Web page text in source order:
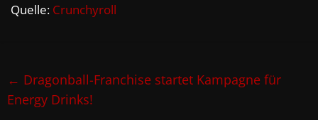
Quelle: Crunchyroll
← Dragonball-Franchise startet Kampagne für
Energy Drinks!